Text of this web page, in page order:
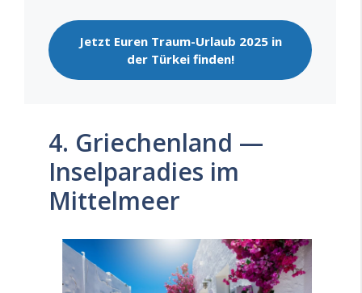
Jetzt Euren Traum-Urlaub 2025 in
der Tür­kei finden!
4. Griechenland —
Inselparadies im
Mittelmeer